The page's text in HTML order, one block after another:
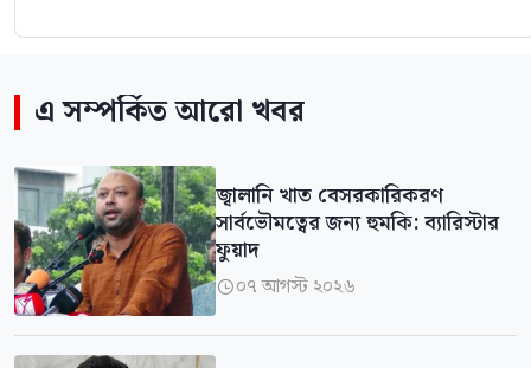
এ সম্পর্কিত আরো খবর
জ্বালানি খাত বেসরকারিকরণ
সার্বভৌমত্বের জন্য হুমকি: ব্যারিস্টার
ফুয়াদ
০৭ আগস্ট ২০২৬